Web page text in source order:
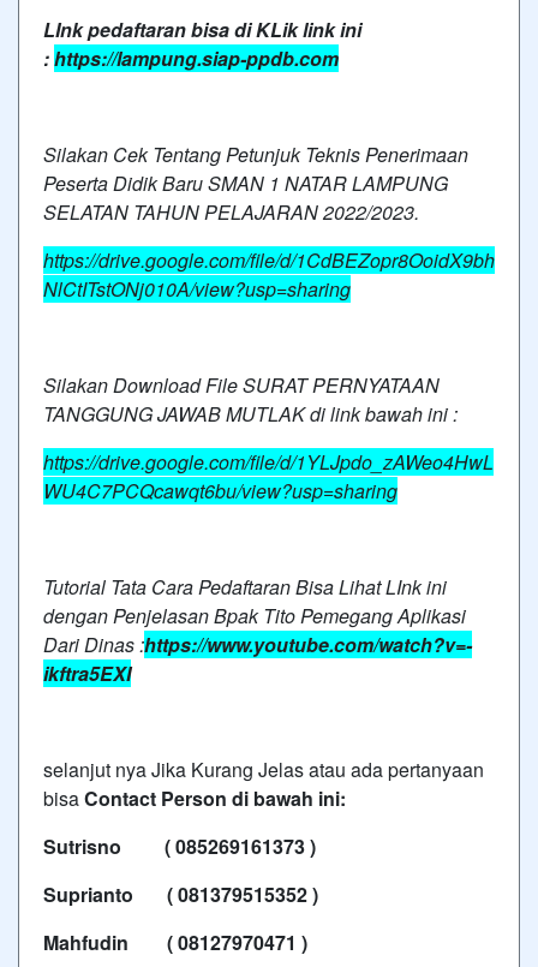
LInk pedaftaran bisa di KLik link ini
:https://lampung.siap-ppdb.com
Silakan Cek Tentang Petunjuk Teknis Penerimaan
Peserta Didik Baru SMAN 1 NATAR LAMPUNG
SELATAN TAHUN PELAJARAN 2022/2023.
https://drive.google.com/file/d/1CdBEZopr8OoidX9bh
NlCtITstONj010A/view?usp=sharing
Silakan Download File SURAT PERNYATAAN
TANGGUNG JAWAB MUTLAK di link bawah ini :
https://drive.google.com/file/d/1YLJpdo_zAWeo4HwL
WU4C7PCQcawqt6bu/view?usp=sharing
Tutorial Tata Cara Pedaftaran Bisa Lihat LInk ini
dengan Penjelasan Bpak Tito Pemegang Aplikasi
Dari Dinas :https://www.youtube.com/watch?v=-
ikftra5EXI
selanjut nya Jika Kurang Jelas atau ada pertanyaan
bisaContact Person di bawah ini:
Sutrisno ( 085269161373 )
Suprianto ( 081379515352 )
Mahfudin ( 08127970471 )